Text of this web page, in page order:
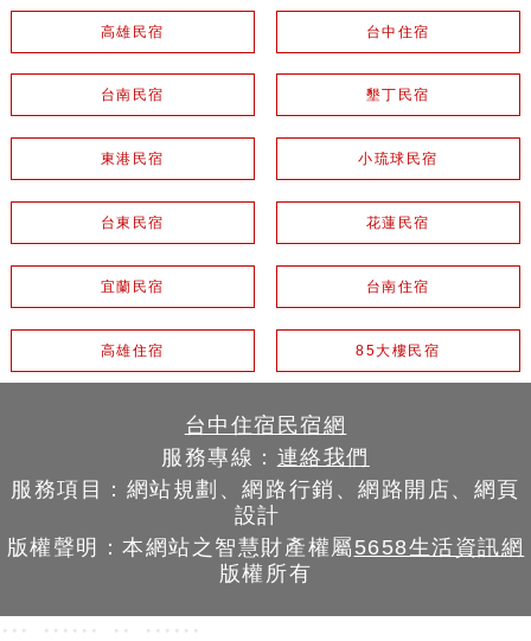
高雄民宿 台中住宿
台南民宿 墾丁民宿
東港民宿 小琉球民宿
台東民宿 花蓮民宿
宜蘭民宿 台南住宿
高雄住宿 85大樓民宿
台中住宿民宿網
服務專線： 連絡我們
服務項目：網站規劃、網路行銷、網路開店、網頁
設計
版權聲明：本網站之智慧財產權屬5658生活資訊網
版權所有